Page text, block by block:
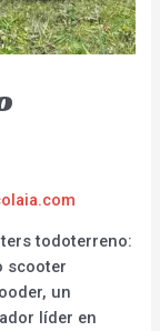
todoterreno:
scooter
un
líder en